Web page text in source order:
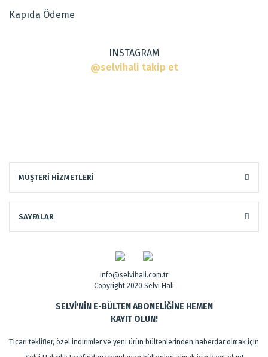
Kapıda Ödeme
INSTAGRAM
@selvihali takip et
MÜŞTERİ HİZMETLERİ
SAYFALAR
info@selvihali.com.tr
Copyright 2020 Selvi Halı
SELVİ'NİN E-BÜLTEN ABONELİĞİNE HEMEN
KAYIT OLUN!
Ticari teklifler, özel indirimler ve yeni ürün bültenlerinden haberdar olmak için